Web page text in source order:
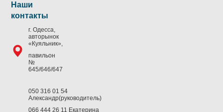
Наши
контакты
г. Одесса,
авторынок
«Куяльник»,
павильон
№
645/646/647
050 316 01 54
Александр(руководитель)
066 444 26 11 Екатерина